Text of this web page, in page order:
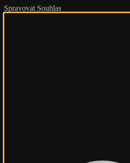
Spravovat Souhlas